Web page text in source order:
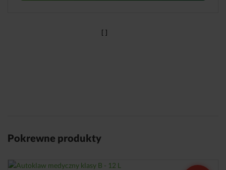
Pokrewne produkty